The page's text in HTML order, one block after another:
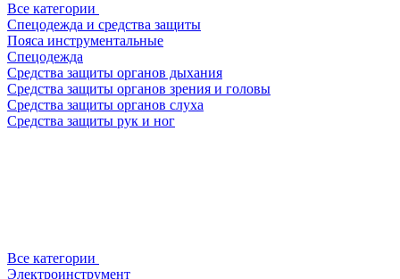
Все категории
Спецодежда и средства защиты
Пояса инструментальные
Спецодежда
Средства защиты органов дыхания
Средства защиты органов зрения и головы
Средства защиты органов слуха
Средства защиты рук и ног
Все категории
Электроинструмент